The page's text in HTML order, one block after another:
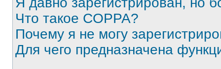
Что такое COPPA?
Почему я не могу
Для чего предназначена